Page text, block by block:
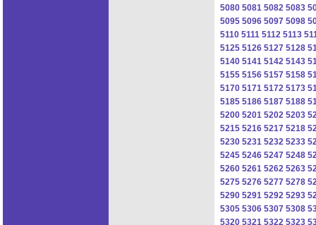
5080 5081 5082 5083
5095 5096 5097 5098
5110 5111 5112 5113
5125 5126 5127 5128
5140 5141 5142 5143
5155 5156 5157 5158
5170 5171 5172 5173
5185 5186 5187 5188
5200 5201 5202 5203
5215 5216 5217 5218
5230 5231 5232 5233
5245 5246 5247 5248
5260 5261 5262 5263
5275 5276 5277 5278
5290 5291 5292 5293
5305 5306 5307 5308
5320 5321 5322 5323